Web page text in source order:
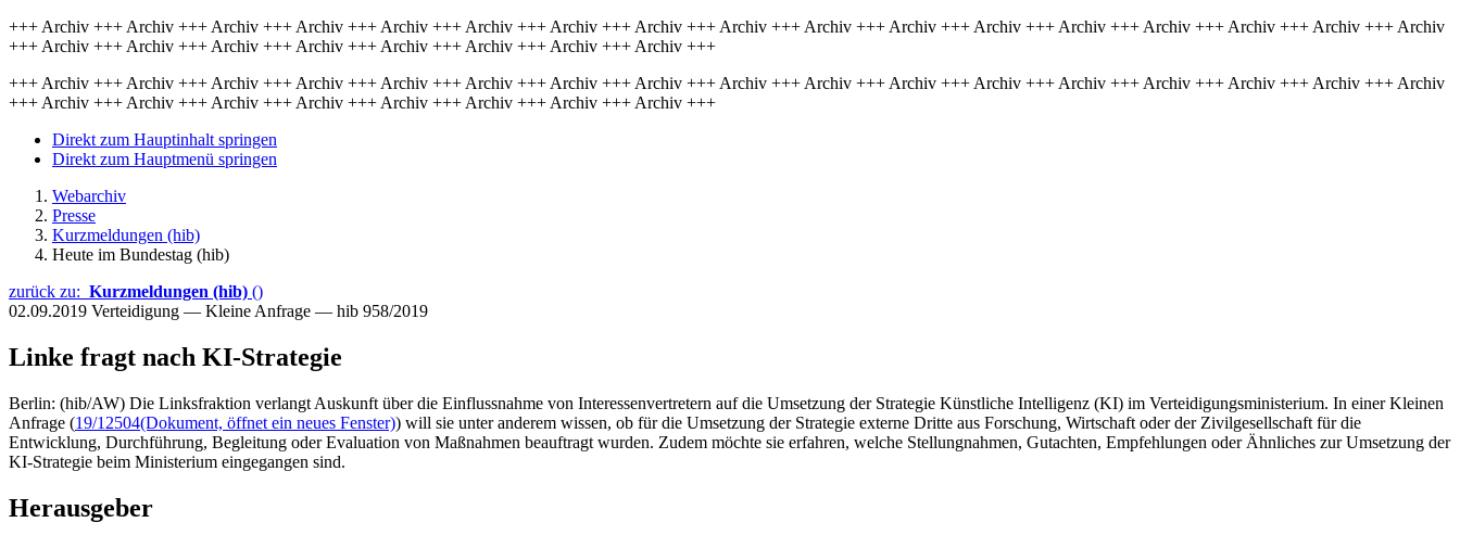
+++ Archiv +++ Archiv +++ Archiv +++ Archiv +++ Archiv +++ Archiv +++ Archiv +++ Archiv +++ Archiv +++ Archiv +++ Archiv +++ Archiv +++ Archiv +++ Archiv +++ Archiv +++ Archiv +++ Archiv
+++ Archiv +++ Archiv +++ Archiv +++ Archiv +++ Archiv +++ Archiv +++ Archiv +++ Archiv +++
+++ Archiv +++ Archiv +++ Archiv +++ Archiv +++ Archiv +++ Archiv +++ Archiv +++ Archiv +++ Archiv +++ Archiv +++ Archiv +++ Archiv +++ Archiv +++ Archiv +++ Archiv +++ Archiv +++ Archiv
+++ Archiv +++ Archiv +++ Archiv +++ Archiv +++ Archiv +++ Archiv +++ Archiv +++ Archiv +++
Direkt zum Hauptinhalt springen
Direkt zum Hauptmenü springen
Webarchiv
Presse
Kurzmeldungen (hib)
Heute im Bundestag (hib)
zurück zu: Kurzmeldungen (hib) ()
02.09.2019 Verteidigung — Kleine Anfrage — hib 958/2019
Linke fragt nach KI-Strategie
Berlin: (hib/AW) Die Linksfraktion verlangt Auskunft über die Einflussnahme von Interessenvertretern auf die Umsetzung der Strategie Künstliche Intelligenz (KI) im Verteidigungsministerium. In einer Kleinen
Anfrage (19/12504(Dokument, öffnet ein neues Fenster)) will sie unter anderem wissen, ob für die Umsetzung der Strategie externe Dritte aus Forschung, Wirtschaft oder der Zivilgesellschaft für die
Entwicklung, Durchführung, Begleitung oder Evaluation von Maßnahmen beauftragt wurden. Zudem möchte sie erfahren, welche Stellungnahmen, Gutachten, Empfehlungen oder Ähnliches zur Umsetzung der
KI-Strategie beim Ministerium eingegangen sind.
Herausgeber